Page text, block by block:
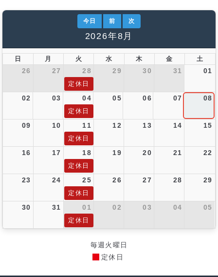
今日 前 次
2026年8月
日 月 火 水 木 金 土
26 27 28 29 30 31 01
定休日
02 03 04 05 06 07 08
定休日
09 10 11 12 13 14 15
定休日
16 17 18 19 20 21 22
定休日
23 24 25 26 27 28 29
定休日
30 31 01 02 03 04 05
定休日
毎週火曜日
定休日